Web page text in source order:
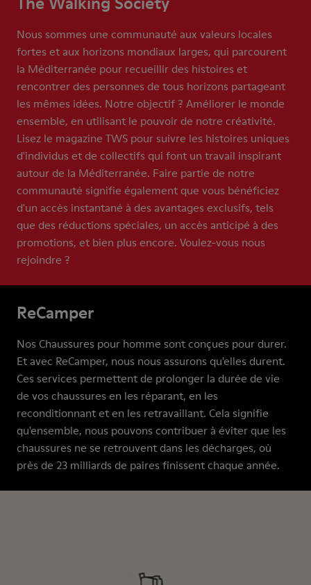
Nous sommes une communauté aux valeurs locales
fortes et aux horizons mondiaux larges, qui parcourent
la Méditerranée pour recueillir des histoires et
rencontrer des personnes de tous horizons partageant
les mêmes idées. Notre objectif ? Améliorer le monde
ensemble, en utilisant le pouvoir de notre créativité.
Lisez le magazine TWS pour suivre les histoires uniques
d'individus et de collectifs qui font un travail inspirant
autour de la Méditerranée. Faire partie de notre
communauté signifie également que vous bénéficiez
d'un accès instantané à des avantages exclusifs, tels
que des réductions spéciales, un accès anticipé à des
promotions, et bien plus encore. Voulez-vous nous
rejoindre ?
ReCamper
Nos Chaussures pour homme sont conçues pour durer.
Et avec ReCamper, nous nous assurons qu'elles durent.
Ces services permettent de prolonger la durée de vie
de vos chaussures en les réparant, en les
reconditionnant et en les retravaillant. Cela signifie
qu'ensemble, nous pouvons contribuer à éviter que les
chaussures ne se retrouvent dans les décharges, où
près de 23 milliards de paires finissent chaque année.